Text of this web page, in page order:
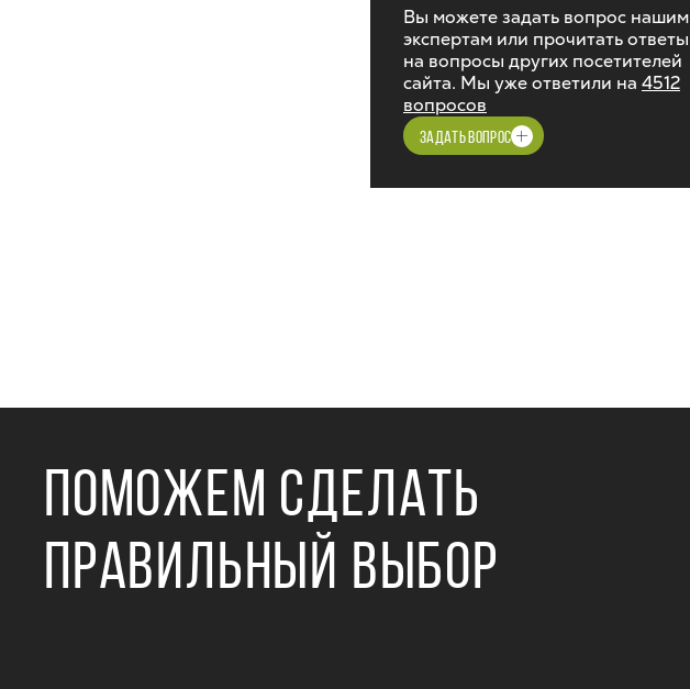
Вы можете задать вопрос нашим
экспертам или прочитать ответы
на вопросы других посетителей
сайта. Мы уже ответили на 4512
вопросов
ЗАДАТЬ ВОПРОС
ПОМОЖЕМ СДЕЛАТЬ
ПРАВИЛЬНЫЙ ВЫБОР